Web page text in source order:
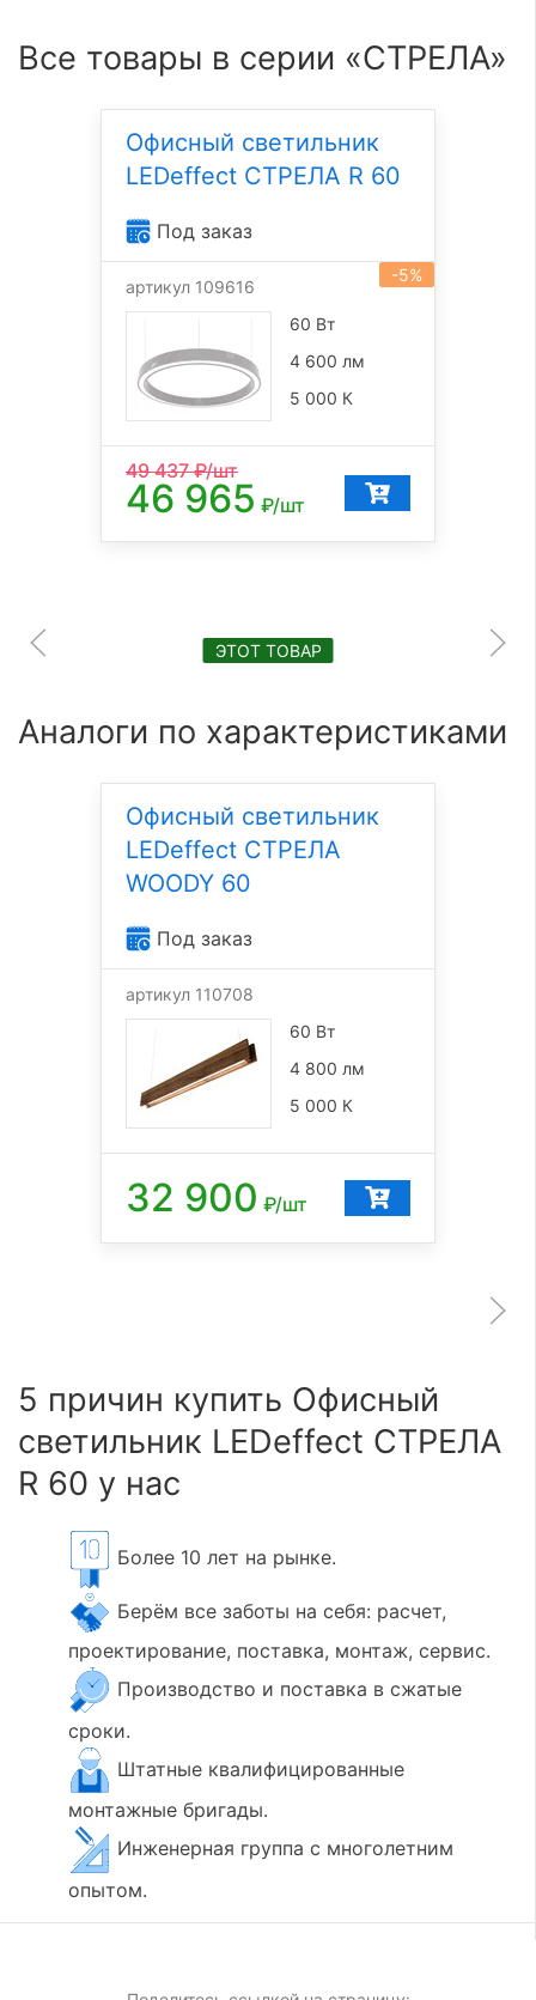
Все товары в серии «СТРЕЛА»
Офисный светильник
LEDeffect СТРЕЛА R 60
Под заказ
-5%
артикул 109616
60 Вт
4 600 лм
5 000 К
49 437₽/шт
46 965 ₽/шт
ЭТОТ ТОВАР
Аналоги по характеристиками
Офисный светильник
LEDeffect СТРЕЛА
WOODY 60
Под заказ
артикул 110708
60 Вт
4 800 лм
5 000 К
32 900 ₽/шт
5 причин купить Офисный
светильник LEDeffect СТРЕЛА
R 60 у нас
Более 10 лет на рынке.
Берём все заботы на себя: расчет,
проектирование, поставка, монтаж, сервис.
Производство и поставка в сжатые
сроки.
Штатные квалифицированные
монтажные бригады.
Инженерная группа с многолетним
опытом.